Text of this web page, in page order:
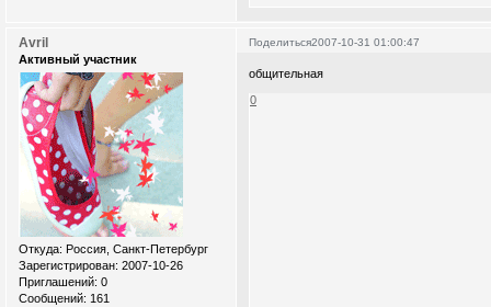
Поделиться2007-10-31 01:00:47
Avril
Активный участник
Откуда: Россия, Санкт-Петербург
Зарегистрирован: 2007-10-26
Приглашений: 0
Сообщений: 161
общительная
0